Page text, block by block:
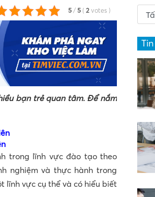
5 / 5 ( 2 votes )
bạn trẻ quan tâm. Để nắm
trong lĩnh vực đào tạo theo
nghiệm và thực hành trong
lĩnh vực cụ thể và có hiểu biết